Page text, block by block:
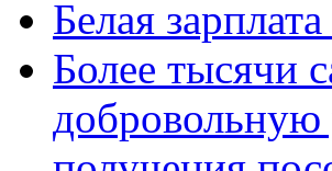
Белая
Более тысячи
добровольную